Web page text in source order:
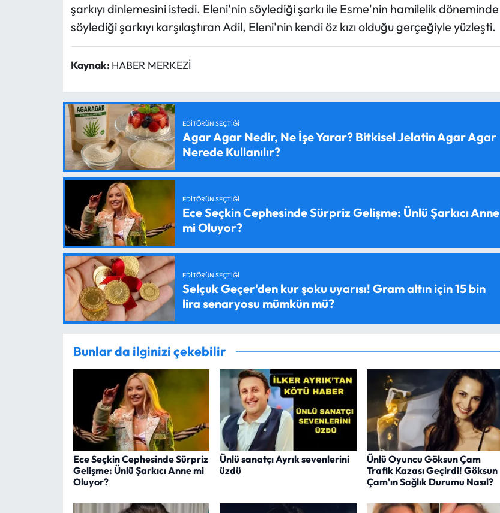
şarkıyı dinlemesini istedi. Eleni'nin söylediği şarkı ile Esme'nin hamilelik döneminde
söylediği şarkıyı karşılaştıran Adil, Eleni'nin kendi öz kızı olduğu gerçeğiyle yüzleşti.
Kaynak: HABER MERKEZİ
EDITÖRÜN SEÇTIĞI
Agar Agar Nedir, Ne İşe Yarar? Bitkisel Jelatin Agar Agar
Nerede Kullanılır?
EDITÖRÜN SEÇTIĞI
Ece Seçkin Cephesinde Sürpriz Gelişme: Ünlü Şarkıcı Anne
mi Oluyor?
EDITÖRÜN SEÇTIĞI
Selçuk Geçer'den kur şoku uyarısı! Gram altın için 15 bin
lira senaryosu mümkün mü?
Bunlar da ilginizi çekebilir
Ece Seçkin Cephesinde Sürpriz
Gelişme: Ünlü Şarkıcı Anne mi
Oluyor?
Ünlü sanatçı Ayrık sevenlerini
üzdü
Ünlü Oyuncu Göksun Çam
Trafik Kazası Geçirdi! Göksun
Çam'ın Sağlık Durumu Nasıl?